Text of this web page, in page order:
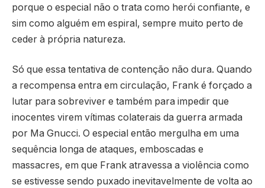
porque o especial não o trata como herói confiante, e
sim como alguém em espiral, sempre muito perto de
ceder à própria natureza.
Só que essa tentativa de contenção não dura. Quando
a recompensa entra em circulação, Frank é forçado a
lutar para sobreviver e também para impedir que
inocentes virem vítimas colaterais da guerra armada
por Ma Gnucci. O especial então mergulha em uma
sequência longa de ataques, emboscadas e
massacres, em que Frank atravessa a violência como
se estivesse sendo puxado inevitavelmente de volta ao